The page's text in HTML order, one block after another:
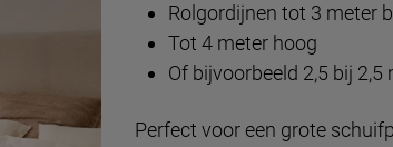
Rolgordijnen tot 3 meter
Tot 4 meter hoog
Of bijvoorbeeld 2,5 bij 2,5
Perfect voor een grote